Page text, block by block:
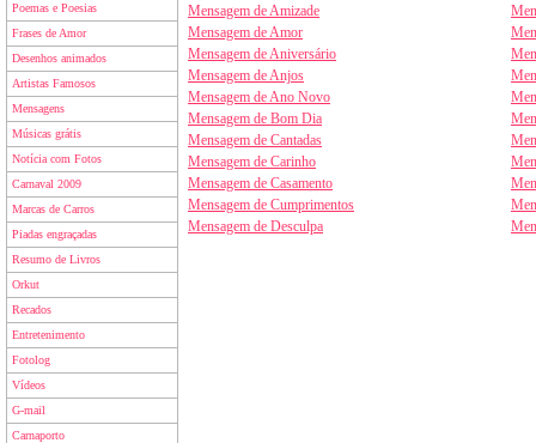
Poemas e Poesias
Frases de Amor
Desenhos animados
Artistas Famosos
Mensagens
Músicas grátis
Notícia com Fotos
Carnaval 2009
Marcas de Carros
Piadas engraçadas
Resumo de Livros
Orkut
Recados
Entretenimento
Fotolog
Vídeos
G-mail
Carnaporto
Mensagem de Amizade
Mensagem de Amor
Mensagem de Aniversário
Mensagem de Anjos
Mensagem de Ano Novo
Mensagem de Bom Dia
Mensagem de Cantadas
Mensagem de Carinho
Mensagem de Casamento
Mensagem de Cumprimentos
Mensagem de Desculpa